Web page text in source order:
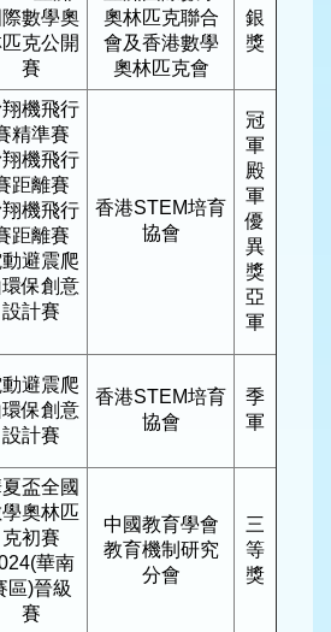
際數學奧
克公開
賽
奧林匹克聯合
會及香港數學
奧林匹克會
銀
獎
機飛行
精準賽
機飛行
距離賽
機飛行
距離賽
避震爬
保創意
設計賽
香港STEM培育
協會
冠
軍
殿
軍
優
異
獎
亞
軍
避震爬
保創意
設計賽
香港STEM培育
協會
季
軍
盃全國
奧林匹
克初賽
華南
區)晉級
賽
中國教育學會
教育機制研究
分會
三
等
獎